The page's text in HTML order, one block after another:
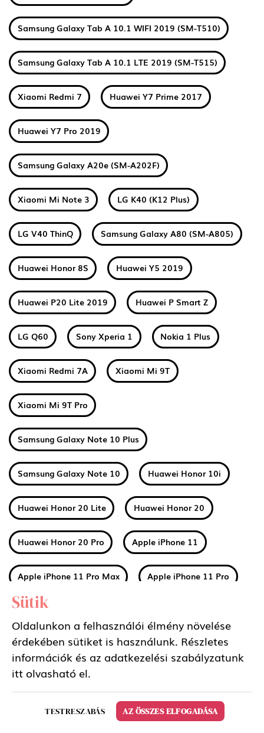
Samsung Galaxy Tab A 10.1 WIFI 2019 (SM-T510)
Samsung Galaxy Tab A 10.1 LTE 2019 (SM-T515)
Xiaomi Redmi 7 Huawei Y7 Prime 2017
Huawei Y7 Pro 2019
Samsung Galaxy A20e (SM-A202F)
Xiaomi Mi Note 3 LG K40 (K12 Plus)
LG V40 ThinQ Samsung Galaxy A80 (SM-A805)
Huawei Honor 8S Huawei Y5 2019
Huawei P20 Lite 2019 Huawei P Smart Z
LG Q60 Sony Xperia 1 Nokia 1 Plus
Xiaomi Redmi 7A Xiaomi Mi 9T
Xiaomi Mi 9T Pro
Samsung Galaxy Note 10 Plus
Samsung Galaxy Note 10 Huawei Honor 10i
Huawei Honor 20 Lite Huawei Honor 20
Huawei Honor 20 Pro Apple iPhone 11
Apple iPhone 11 Pro Max Apple iPhone 11 Pro
Huawei Mate 30
Nokia 2 2019 (2.2) Nokia 3 2019 (3.2)
Nokia 4 2019 (4.2)
Samsung Galaxy Tab S6 10.5 LTE
Sütik
Oldalunkon a felhasználói élmény növelése
érdekében sütiket is használunk. Részletes
információk és az adatkezelési szabályzatunk
itt olvasható el.
TESTRESZABÁS AZ ÖSSZES ELFOGADÁSA